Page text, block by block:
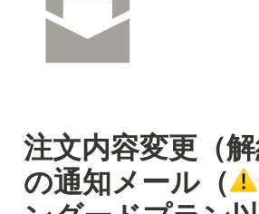
注文内容変更（解
の通知メール（